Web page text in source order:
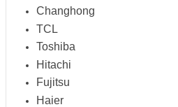
Changhong
TCL
Toshiba
Hitachi
Fujitsu
Haier